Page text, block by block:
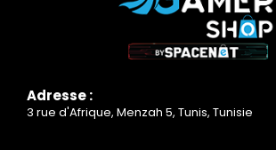
Adresse :
3 rue d'Afrique, Menzah 5, Tunis, Tunisie